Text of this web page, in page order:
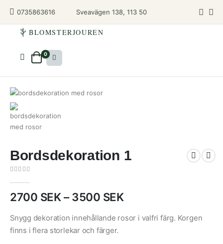
0735863616 Sveavägen 138, 113 50
BLOMSTERJOUREN
0
Bordsdekoration 1
2700 SEK – 3500 SEKPrisintervall:
SEK
Snygg dekoration innehållande rosor i valfri färg. Korgen
finns i flera storlekar och färger.